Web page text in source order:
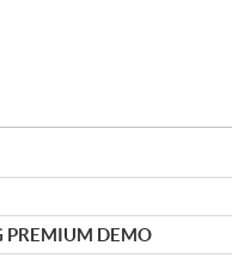
PREMIUM DEMO